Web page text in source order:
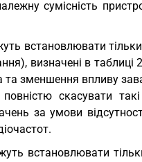
сумісність
встановлювати
визначені в
та зменшення впливу
скасувати
за умови
встановлювати